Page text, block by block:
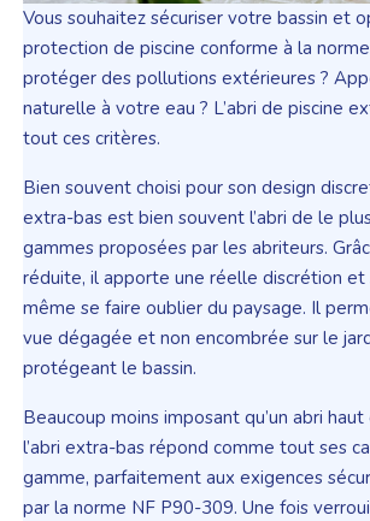
Vous souhaitez sécuriser votre bassin et
protection de piscine conforme à la
protéger des pollutions extérieures ?
naturelle à votre eau ? L’abri de piscine
tout ces critères.
Bien souvent choisi pour son design
extra-bas est bien souvent l’abri de le
gammes proposées par les abriteurs.
réduite, il apporte une réelle discrétion et
même se faire oublier du paysage. Il
vue dégagée et non encombrée sur le
protégeant le bassin.
Beaucoup moins imposant qu’un abri
l’abri extra-bas répond comme tout ses
gamme, parfaitement aux exigences
par la norme NF P90-309. Une fois